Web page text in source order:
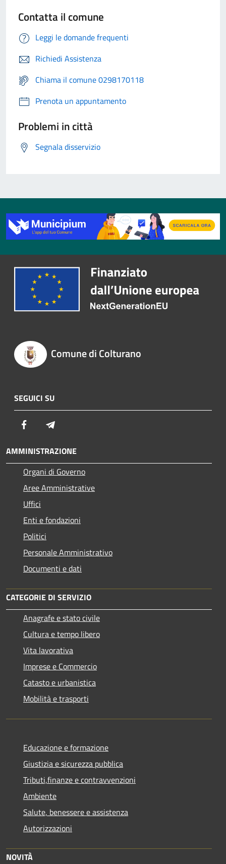
Contatta il comune
Leggi le domande frequenti
Richiedi Assistenza
Chiama il comune 0298170118
Prenota un appuntamento
Problemi in città
Segnala disservizio
Comune di Colturano
SEGUICI SU
Facebook
AMMINISTRAZIONE
Organi di Governo
Aree Amministrative
Uffici
Enti e fondazioni
Politici
Personale Amministrativo
Documenti e dati
CATEGORIE DI SERVIZIO
Anagrafe e stato civile
Cultura e tempo libero
Vita lavorativa
Imprese e Commercio
Catasto e urbanistica
Mobilità e trasporti
Educazione e formazione
Giustizia e sicurezza pubblica
Tributi,finanze e contravvenzioni
Ambiente
Salute, benessere e assistenza
Autorizzazioni
NOVITÀ